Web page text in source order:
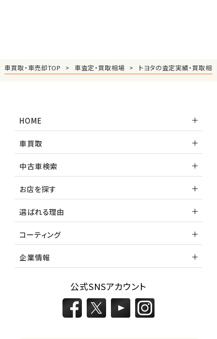
車買取・車売却TOP 車査定・買取相場 トヨタの査定実績・買取相
HOME
車買取
中古車検索
お店を探す
選ばれる理由
コーティング
企業情報
公式SNSアカウント